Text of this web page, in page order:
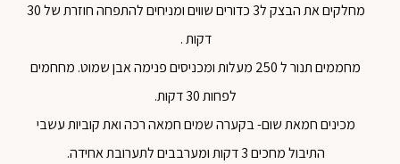
מחלקים את הבצק ל3 כדורים שווים ומניחים להתפחה חוזרת של 30
דקות .
מחממים תנור ל 250 מעלות ומכניסים פנימה אבן שמוט. מחחמים
לפחות 30 דקות.
מכינים חמאת שום- בקערה שמים חמאה רכה ואת קוביות עשבי
התיבול מחכים 3 דקות ומערבבים לתערובת אחידה.